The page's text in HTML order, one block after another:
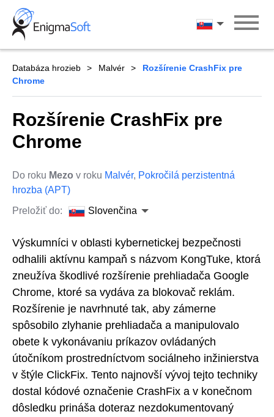
Skip
content
Slovenčina
Databáza hrozieb Malvér
Rozšírenie CrashFix pre
Chrome
Rozšírenie CrashFix pre
Chrome
Do roku Mezo v roku Malvér, Pokročilá perzistentná
hrozba (APT)
Preložiť do:
Slovenčina
Výskumníci v oblasti kybernetickej bezpečnosti
odhalili aktívnu kampaň s názvom KongTuke, ktorá
zneužíva škodlivé rozšírenie prehliadača Google
Chrome, ktoré sa vydáva za blokovač reklám.
Rozšírenie je navrhnuté tak, aby zámerne
spôsobilo zlyhanie prehliadača a manipulovalo
obete k vykonávaniu príkazov ovládaných
útočníkom prostredníctvom sociálneho inžinierstva
v štýle ClickFix. Tento najnovší vývoj tejto techniky
dostal kódové označenie CrashFix a v konečnom
dôsledku prináša doteraz nezdokumentovaný